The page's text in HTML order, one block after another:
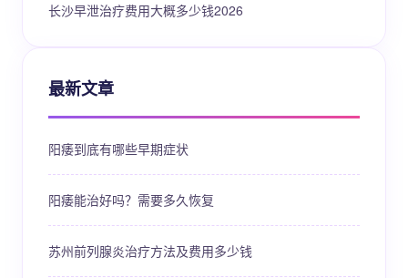
长沙早泄治疗费用大概多少钱2026
最新文章
阳痿到底有哪些早期症状
阳痿能治好吗？需要多久恢复
苏州前列腺炎治疗方法及费用多少钱